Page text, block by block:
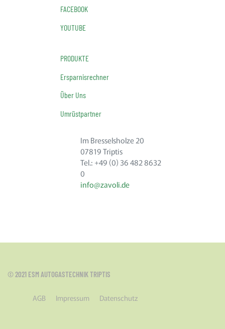
FACEBOOK
YOUTUBE
PRODUKTE
Ersparnisrechner
Über Uns
Umrüstpartner
Im Bresselsholze 20
07819 Triptis
Tel.: +49 (0) 36 482 8632
0
info@zavoli.de
© 2021 ESM AUTOGASTECHNIK TRIPTIS
AGB Impressum Datenschutz